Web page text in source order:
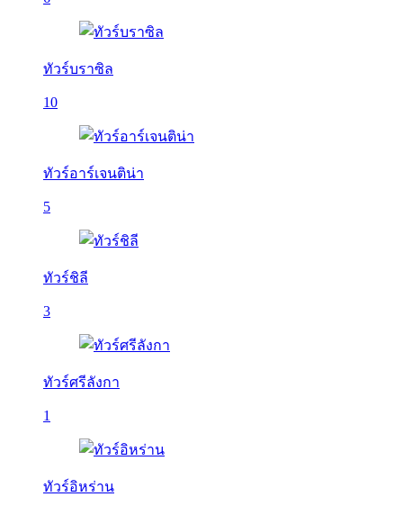
ทัวร์บราซิล
10
ทัวร์อาร์เจนติน่า
5
ทัวร์ชิลี
3
ทัวร์ศรีลังกา
1
ทัวร์อิหร่าน